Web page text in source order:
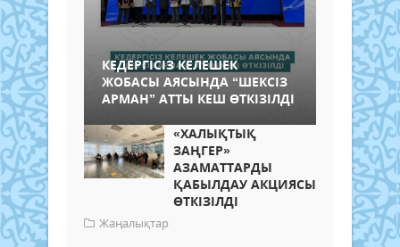
КЕДЕРГІСІЗ КЕЛЕШЕК
ЖОБАСЫ АЯСЫНДА “ШЕКСІЗ
АРМАН” АТТЫ КЕШ ӨТКІЗІЛДІ
«ХАЛЫҚТЫҚ
ЗАҢГЕР»
АЗАМАТТАРДЫ
ҚАБЫЛДАУ АКЦИЯСЫ
ӨТКІЗІЛДІ
Жаңалықтар